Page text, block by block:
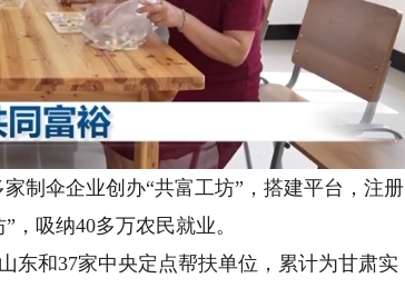
制伞企业创办“共富工坊”，搭建平台，注册
，吸纳40多万农民就业。
和37家中央定点帮扶单位，累计为甘肃实